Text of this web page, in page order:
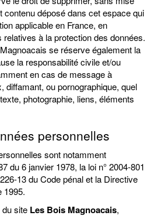
contenu déposé dans cet espace qui
applicable en France, en
à la protection des données.
se réserve également la
la responsabilité civile et/ou
en cas de message à
diffamant, ou pornographique, quel
photographie, liens, éléments
personnelles
sont notamment
du 6 janvier 1978, la loi n° 2004-801
13 du Code pénal et la Directive
1995.
du site Les Bois Magnoacais,